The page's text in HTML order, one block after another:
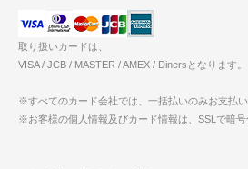
取り扱いカードは、
VISA / JCB / MASTER / AMEX / Dinersとなります。
※すべてのカード会社では、一括払いのみお支払い
※お客様の個人情報及びカード情報は、SSLで暗